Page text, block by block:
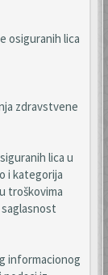
osiguranih lica
zdravstvene
lica u
i kategorija
troškovima
informacionog